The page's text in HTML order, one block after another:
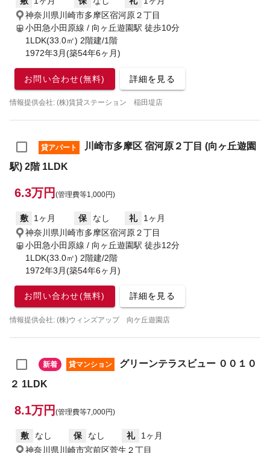
神奈川県川崎市多摩区宿河原２丁目
小田急小田原線 / 向ヶ丘遊園駅 徒歩10分
1LDK(33.0㎡) 2階建/1階
1972年3月(築54年6ヶ月)
お問い合わせ(無料) 詳細を見る
情報提供会社: (株)賃貸ステーション 稲田堤店
貸アパート
川崎市多摩区 宿河原２丁目 (向ヶ丘遊園
駅) 2階 1LDK
6.3万円 (管理費等1,000円)
敷 1ヶ月 保 なし 礼
1ヶ月
神奈川県川崎市多摩区宿河原２丁目
小田急小田原線 / 向ヶ丘遊園駅 徒歩12分
1LDK(33.0㎡) 2階建/2階
1972年3月(築54年6ヶ月)
お問い合わせ(無料) 詳細を見る
情報提供会社: (株)ウィンズアップ 向ケ丘遊園店
新着 貸マンション
グリーンテラスビュー ００１０
２ 1LDK
8.1万円 (管理費等7,000円)
敷 なし 保 なし 礼
1ヶ月
神奈川県川崎市宮前区菅生２丁目